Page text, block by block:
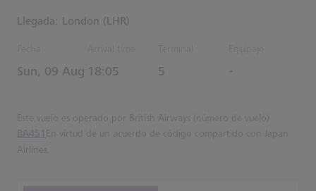
Llegada: London (LHR)
Sun, 09 Aug Estimated Hora
18:05 5 -
Este vuelo es operado por British Airways (número de vuelo)
BA451 En virtud de un acuerdo de código compartido con Japan
Airlines.